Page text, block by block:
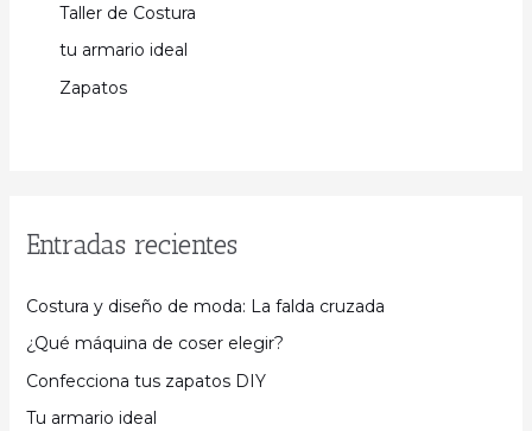
Taller de Costura
tu armario ideal
Zapatos
Entradas recientes
Costura y diseño de moda: La falda cruzada
¿Qué máquina de coser elegir?
Confecciona tus zapatos DIY
Tu armario ideal